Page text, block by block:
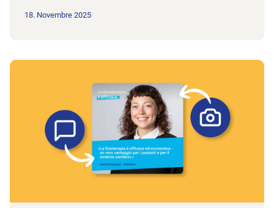
18. Novembre 2025
All’articolo Giornata della fisioterapia: la fisioterapia è